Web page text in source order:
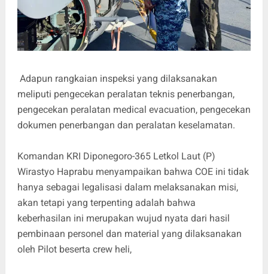
Adapun rangkaian inspeksi yang dilaksanakan
meliputi pengecekan peralatan teknis penerbangan,
pengecekan peralatan medical evacuation, pengecekan
dokumen penerbangan dan peralatan keselamatan.
Komandan KRI Diponegoro-365 Letkol Laut (P)
Wirastyo Haprabu menyampaikan bahwa COE ini tidak
hanya sebagai legalisasi dalam melaksanakan misi,
akan tetapi yang terpenting adalah bahwa
keberhasilan ini merupakan wujud nyata dari hasil
pembinaan personel dan material yang dilaksanakan
oleh Pilot beserta crew heli,